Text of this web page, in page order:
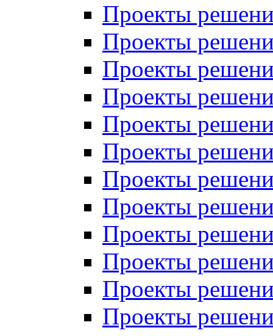
Проекты
Проекты
Проекты
Проекты
Проекты
Проекты
Проекты
Проекты
Проекты
Проекты
Проекты
Проекты